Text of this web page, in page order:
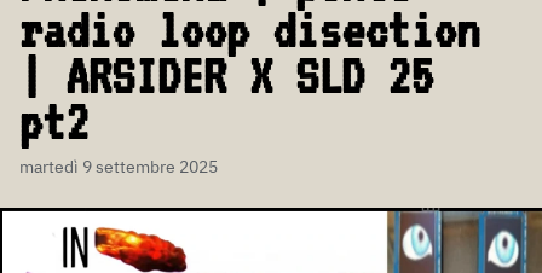
radio loop disection
| ARSIDER X SLD 25
pt2
martedì 9 settembre 2025